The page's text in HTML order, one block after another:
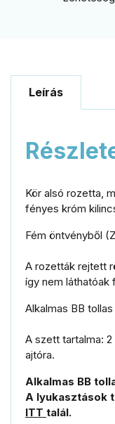
Leírás
Kör alsó rozetta,
fényes króm
Fém öntvényből
A rozetták rejtett
így nem láthatóak
Alkalmas BB
A szett tartalma:
ajtóra.
Alkalmas BB
A lyukasztások
ITT talál.